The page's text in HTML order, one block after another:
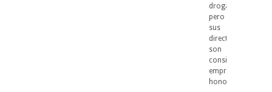
drogas,
pero
sus
directivos
son
considerados
empresarios
honorables